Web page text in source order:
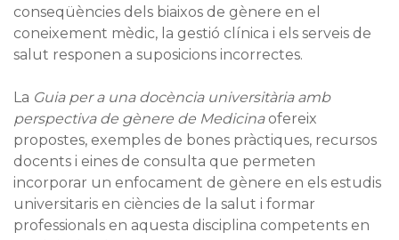
conseqüències dels biaixos de gènere en el
coneixement mèdic, la gestió clínica i els serveis de
salut responen a suposicions incorrectes.
La Guia per a una docència universitària amb
perspectiva de gènere de Medicinaofereix
propostes, exemples de bones pràctiques, recursos
docents i eines de consulta que permeten
incorporar un enfocament de gènere en els estudis
universitaris en ciències de la salut i formar
professionals en aquesta disciplina competents en